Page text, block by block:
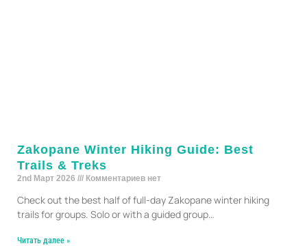
Zakopane Winter Hiking Guide: Best
Trails & Treks
2nd Март 2026 Комментариев нет
Check out the best half of full-day Zakopane winter hiking
trails for groups. Solo or with a guided group…
Читать далее »